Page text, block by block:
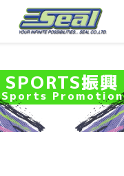
SPORTS振興
Sports Promotion